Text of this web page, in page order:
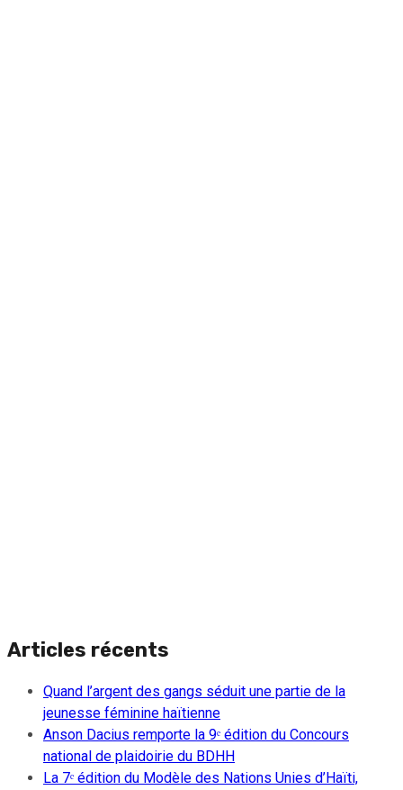
Articles récents
Quand l’argent des gangs séduit une partie de la
jeunesse féminine haïtienne
Anson Dacius remporte la 9ᵉ édition du Concours
national de plaidoirie du BDHH
La 7ᵉ édition du Modèle des Nations Unies d’Haïti,